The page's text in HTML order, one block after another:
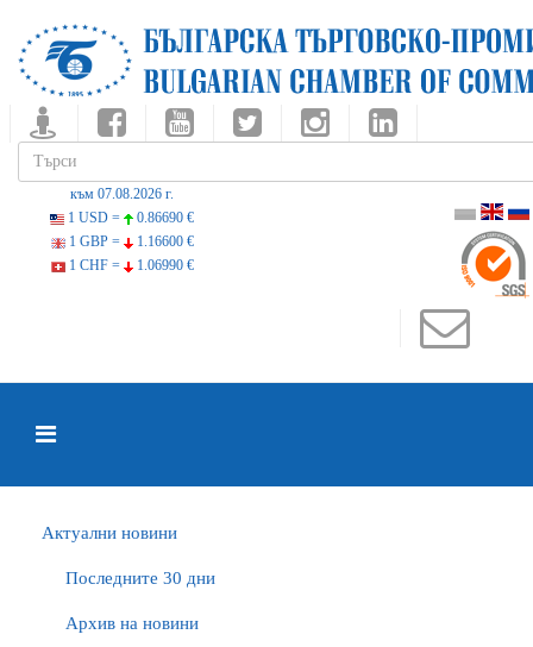
към 07.08.2026 г.
1 USD =
0.86690 €
1 GBP =
1.16600 €
1 CHF =
1.06990 €
Актуални новини
Последните 30 дни
Архив на новини